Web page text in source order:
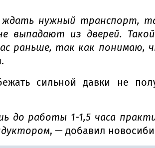
нужный транспорт,
выпадают из дверей.
раньше, так как понимаю,
.
сильной давки не
до работы 1-1,5 часа
, — добавил